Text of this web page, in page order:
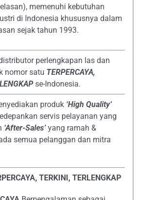
memenuhi kebutuhan
di Indonesia khususnya dalam
sejak tahun 1993.
perlengkapan las dan
nomor satu TERPERCAYA,
se-Indonesia.
produk ‘High Quality’
servis pelayanan yang
‘After-Sales’yang ramah &
semua pelanggan dan mitra
TERKINI, TERLENGKAP